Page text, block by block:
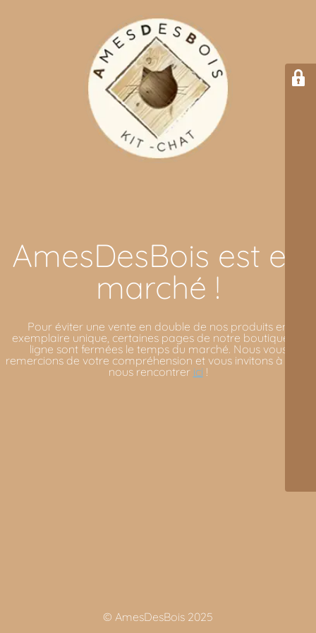
AmesDesBois est en
marché !
Pour éviter une vente en double de nos produits en
exemplaire unique, certaines pages de notre boutique en
ligne sont fermées le temps du marché. Nous vous
remercions de votre compréhension et vous invitons à venir
nous rencontrer ici !
© AmesDesBois 2025